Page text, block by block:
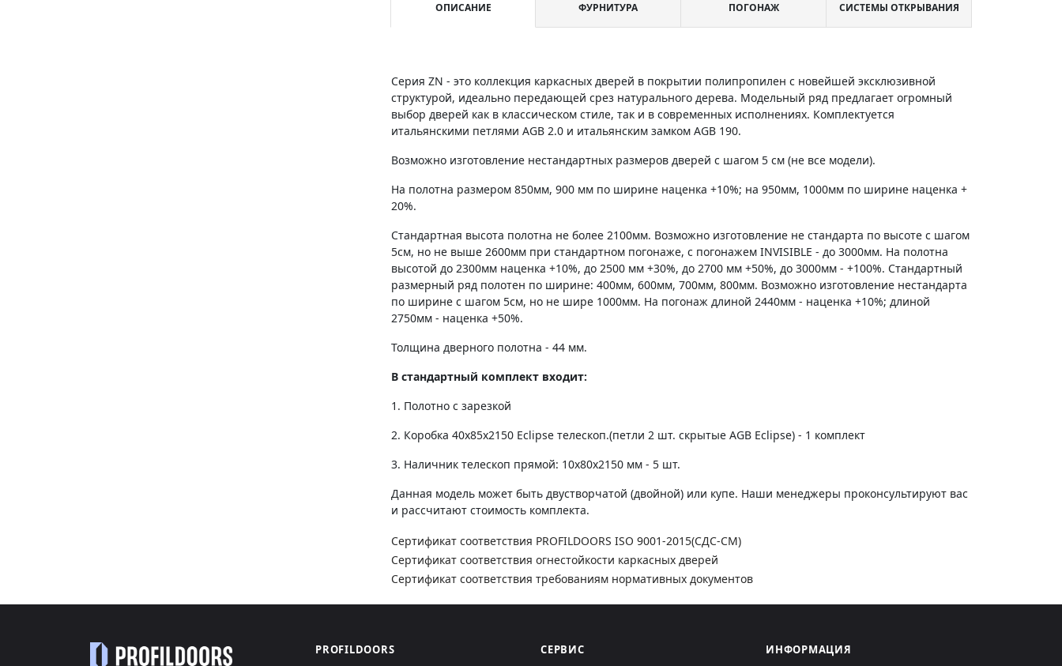
ОПИСАНИЕ ФУРНИТУРА ПОГОНАЖ СИСТЕМЫ ОТКРЫВАНИЯ
Серия ZN - это коллекция каркасных дверей в покрытии полипропилен с новейшей эксклюзивной
структурой, идеально передающей срез натурального дерева. Модельный ряд предлагает огромный
выбор дверей как в классическом стиле, так и в современных исполнениях. Комплектуется
итальянскими петлями AGB 2.0 и итальянским замком AGB 190.
Возможно изготовление нестандартных размеров дверей с шагом 5 см (не все модели).
На полотна размером 850мм, 900 мм по ширине наценка +10%; на 950мм, 1000мм по ширине наценка +
20%.
Стандартная высота полотна не более 2100мм. Возможно изготовление не стандарта по высоте с шагом
5см, но не выше 2600мм при стандартном погонаже, с погонажем INVISIBLE - до 3000мм. На полотна
высотой до 2300мм наценка +10%, до 2500 мм +30%, до 2700 мм +50%, до 3000мм - +100%. Стандартный
размерный ряд полотен по ширине: 400мм, 600мм, 700мм, 800мм. Возможно изготовление нестандарта
по ширине с шагом 5см, но не шире 1000мм. На погонаж длиной 2440мм - наценка +10%; длиной
2750мм - наценка +50%.
Толщина дверного полотна - 44 мм.
В стандартный комплект входит:
1. Полотно c зарезкой
2. Коробка 40х85х2150 Eclipse телескоп.(петли 2 шт. скрытые AGB Eclipse) - 1 комплект
3. Наличник телескоп прямой: 10х80х2150 мм - 5 шт.
Данная модель может быть двустворчатой (двойной) или купе. Наши менеджеры проконсультируют вас
и рассчитают стоимость комплекта.
Сертификат соответствия PROFILDOORS ISO 9001-2015(СДС-СМ)
Сертификат соответствия огнестойкости каркасных дверей
Сертификат соответствия требованиям нормативных документов
PROFILDOORS СЕРВИС ИНФОРМАЦИЯ